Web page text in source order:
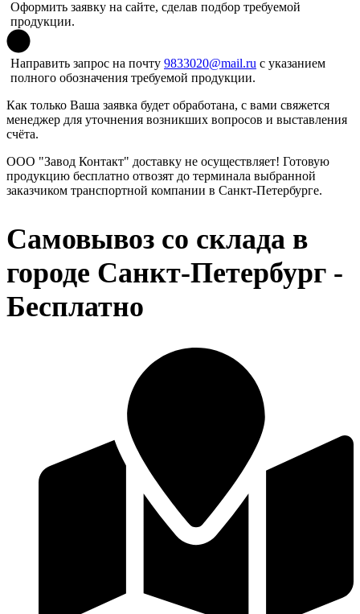
Оформить заявку на сайте, сделав подбор требуемой
продукции.
Направить запрос на почту 9833020@mail.ru с указанием
полного обозначения требуемой продукции.
Как только Ваша заявка будет обработана, с вами свяжется
менеджер для уточнения возникших вопросов и выставления
счёта.
ООО "Завод Контакт" доставку не осуществляет! Готовую
продукцию бесплатно отвозят до терминала выбранной
заказчиком транспортной компании в Санкт-Петербурге.
Самовывоз со склада в
городе Санкт-Петербург -
Бесплатно